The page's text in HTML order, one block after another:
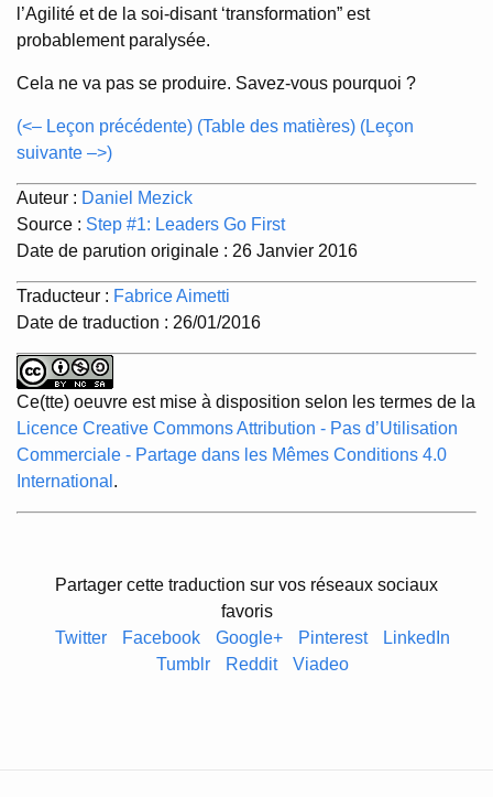
l’Agilité et de la soi-disant ‘transformation” est
probablement paralysée.
Cela ne va pas se produire. Savez-vous pourquoi ?
(<– Leçon précédente) (Table des matières) (Leçon
suivante –>)
Auteur : Daniel Mezick
Source : Step #1: Leaders Go First
Date de parution originale : 26 Janvier 2016
Traducteur : Fabrice Aimetti
Date de traduction : 26/01/2016
Ce(tte) oeuvre est mise à disposition selon les termes de la
Licence Creative Commons Attribution - Pas d’Utilisation
Commerciale - Partage dans les Mêmes Conditions 4.0
International .
Partager cette traduction sur vos réseaux sociaux
favoris
Twitter
Facebook Google+ Pinterest
LinkedIn
Tumblr
Reddit Viadeo